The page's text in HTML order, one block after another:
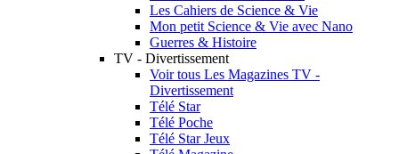
Les Cahiers de Science & Vie
Mon petit Science & Vie avec Nano
Guerres & Histoire
TV - Divertissement
Voir tous Les Magazines TV -
Divertissement
Télé Star
Télé Poche
Télé Star Jeux